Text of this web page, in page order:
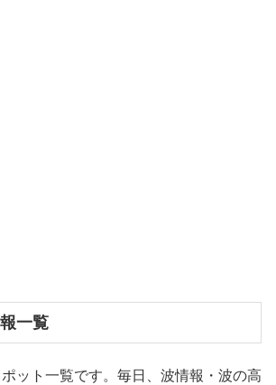
一覧
ット一覧です。毎日、波情報・波の高